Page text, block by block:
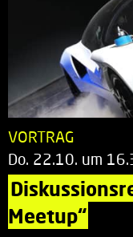
VORTRAG
Do. 22.10. um
Meetup“